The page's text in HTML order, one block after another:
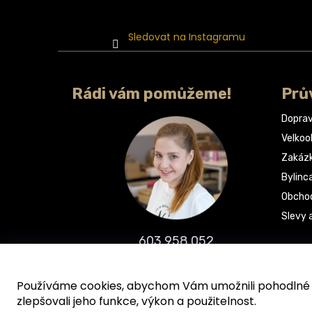
Používáme cookies, abychom Vám umožnili
zlepšovali jeho funkce, výkon a použitelnost.
Sledovat na Instagramu
Rádi vám pomůžeme!
603 958 052
Slevy